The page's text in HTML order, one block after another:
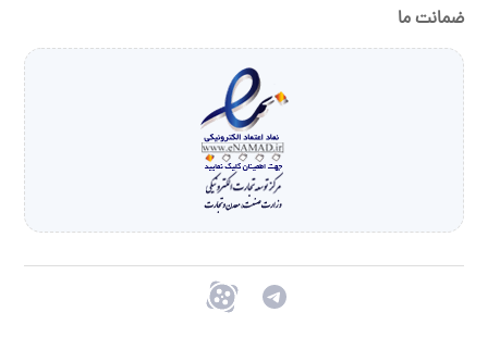
ضمانت ما